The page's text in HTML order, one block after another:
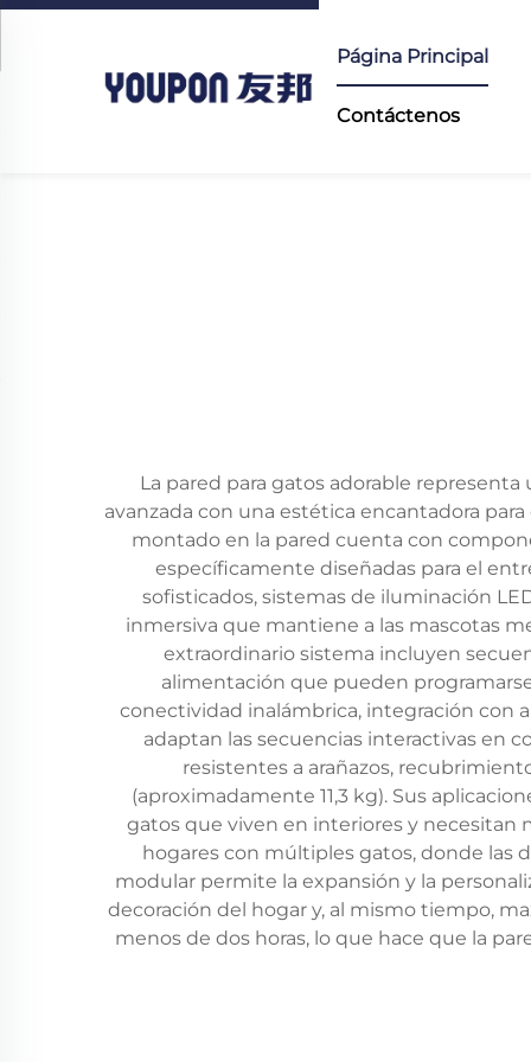
Página Principal
Contáctenos
La pared para gatos adorable
avanzada con una estética encantadora
montado en la pared cuenta con
específicamente diseñadas para el
sofisticados, sistemas de iluminación
inmersiva que mantiene a las mascotas
extraordinario sistema incluyen
alimentación que pueden
conectividad inalámbrica, integración con
adaptan las secuencias interactivas en
resistentes a arañazos,
(aproximadamente 11,3 kg). Sus
gatos que viven en interiores y necesitan
hogares con múltiples gatos, donde las
modular permite la expansión y la
decoración del hogar y, al mismo tiempo,
menos de dos horas, lo que hace que la